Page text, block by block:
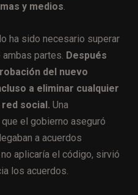
y medios.
ha sido necesario superar
partes. Después
del nuevo
a eliminar cualquier
social. Una
el gobierno aseguró
a acuerdos
aplicaría el código, sirvió
los acuerdos.